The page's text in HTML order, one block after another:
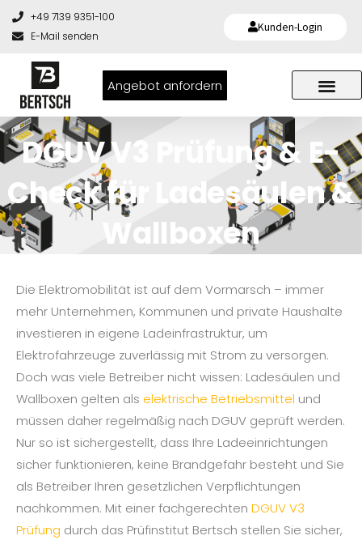
Kunden-Login
+49 7139 9351-100
E-Mail senden
Angebot anfordern
DGUV V3 Prüfung & E-
Check für Ladesäulen &
Wallboxen
Die Elektromobilität ist auf dem Vormarsch – immer
mehr Unternehmen, Kommunen und private Haushalte
investieren in eigene Ladeinfrastruktur, um
Elektrofahrzeuge zuverlässig mit Strom zu versorgen.
Doch was viele Betreiber nicht wissen: Ladesäulen und
Wallboxen gelten als elektrische Betriebsmittel und
müssen daher regelmäßig nach DGUV geprüft werden.
Nur so ist sichergestellt, dass Ihre Ladeeinrichtungen
sicher funktionieren, keine Brandgefahr besteht und Sie
als Betreiber Ihren gesetzlichen Verpflichtungen
nachkommen. Mit einer fachgerechten DGUV V3
Prüfung durch das Prüfinstitut Bertsch stellen Sie sicher,